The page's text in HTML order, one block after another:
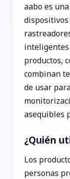
aabo es
dispositivos
inteligentes
productos,
combinan
de usar
asequibles
¿Quién
Los
personas